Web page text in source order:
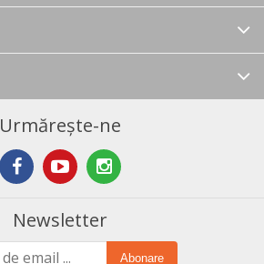
Urmărește-ne
Newsletter
Abonare